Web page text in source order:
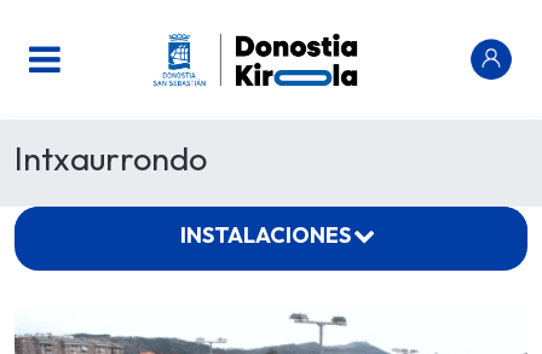
Intxaurrondo
INSTALACIONES